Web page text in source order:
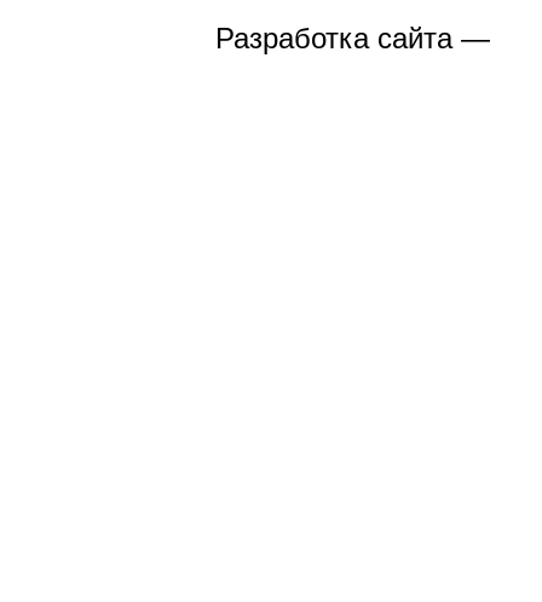
Разработка сайта —